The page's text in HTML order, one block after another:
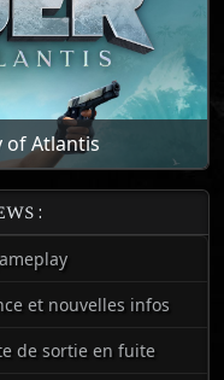
of Atlantis
:
et nouvelles infos
de sortie en fuite